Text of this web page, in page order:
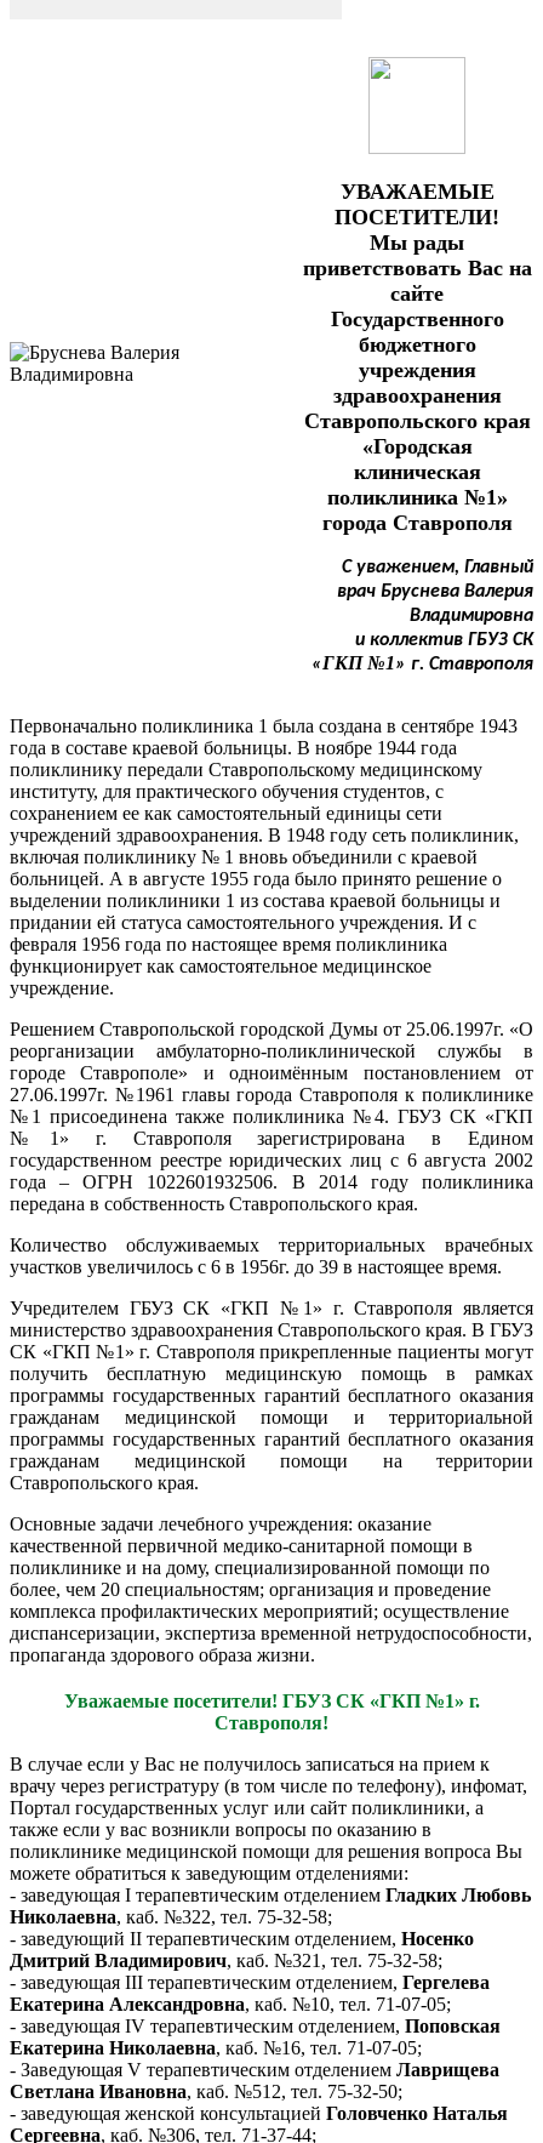
УВАЖАЕМЫЕ
ПОСЕТИТЕЛИ!
Мы рады
приветствовать Вас на
сайте
Государственного
бюджетного
учреждения
здравоохранения
Ставропольского края
«Городская
клиническая
поликлиника №1»
города Ставрополя
С уважением, Главный
врач Бруснева Валерия
Владимировна
и коллектив ГБУЗ СК
«ГКП №1» г. Ставрополя
Первоначально поликлиника 1 была создана в сентябре 1943
года в составе краевой больницы. В ноябре 1944 года
поликлинику передали Ставропольскому медицинскому
институту, для практического обучения студентов, с
сохранением ее как самостоятельный единицы сети
учреждений здравоохранения. В 1948 году сеть поликлиник,
включая поликлинику № 1 вновь объединили с краевой
больницей. А в августе 1955 года было принято решение о
выделении поликлиники 1 из состава краевой больницы и
придании ей статуса самостоятельного учреждения. И с
февраля 1956 года по настоящее время поликлиника
функционирует как самостоятельное медицинское
учреждение.
Решением Ставропольской городской Думы от 25.06.1997г. «О
реорганизации амбулаторно-поликлинической службы в
городе Ставрополе» и одноимённым постановлением от
27.06.1997г. №1961 главы города Ставрополя к поликлинике
№1 присоединена также поликлиника №4. ГБУЗ СК «ГКП
№1» г. Ставрополя зарегистрирована в Едином
государственном реестре юридических лиц с 6 августа 2002
года – ОГРН 1022601932506. В 2014 году поликлиника
передана в собственность Ставропольского края.
Количество обслуживаемых территориальных врачебных
участков увеличилось с 6 в 1956г. до 39 в настоящее время.
Учредителем ГБУЗ СК «ГКП №1» г. Ставрополя является
министерство здравоохранения Ставропольского края. В ГБУЗ
СК «ГКП №1» г. Ставрополя прикрепленные пациенты могут
получить бесплатную медицинскую помощь в рамках
программы государственных гарантий бесплатного оказания
гражданам медицинской помощи и территориальной
программы государственных гарантий бесплатного оказания
гражданам медицинской помощи на территории
Ставропольского края.
Основные задачи лечебного учреждения: оказание
качественной первичной медико-санитарной помощи в
поликлинике и на дому, специализированной помощи по
более, чем 20 специальностям; организация и проведение
комплекса профилактических мероприятий; осуществление
диспансеризации, экспертиза временной нетрудоспособности,
пропаганда здорового образа жизни.
Уважаемые посетители! ГБУЗ СК «ГКП №1» г.
Ставрополя!
В случае если у Вас не получилось записаться на прием к
врачу через регистратуру (в том числе по телефону), инфомат,
Портал государственных услуг или сайт поликлиники, а
также если у вас возникли вопросы по оказанию в
поликлинике медицинской помощи для решения вопроса Вы
можете обратиться к заведующим отделениями:
- заведующая I терапевтическим отделением Гладких Любовь
Николаевна, каб. №322, тел. 75-32-58;
- заведующий II терапевтическим отделением, Носенко
Дмитрий Владимирович, каб. №321, тел. 75-32-58;
- заведующая III терапевтическим отделением, Гергелева
Екатерина Александровна, каб. №10, тел. 71-07-05;
- заведующая IV терапевтическим отделением, Поповская
Екатерина Николаевна, каб. №16, тел. 71-07-05;
- Заведующая V терапевтическим отделением Лаврищева
Светлана Ивановна, каб. №512, тел. 75-32-50;
- заведующая женской консультацией Головченко Наталья
Сергеевна, каб. №306, тел. 71-37-44;